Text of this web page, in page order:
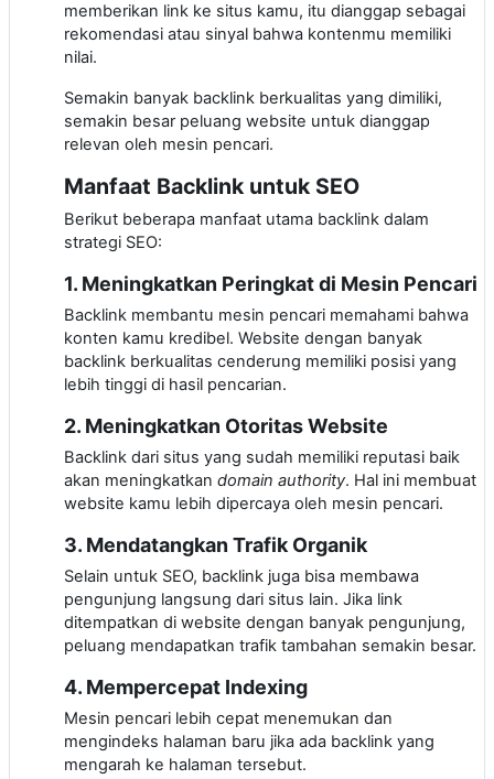
memberikan link ke situs kamu, itu dianggap sebagai
rekomendasi atau sinyal bahwa kontenmu memiliki
nilai.
Semakin banyak backlink berkualitas yang dimiliki,
semakin besar peluang website untuk dianggap
relevan oleh mesin pencari.
Manfaat Backlink untuk SEO
Berikut beberapa manfaat utama backlink dalam
strategi SEO:
1. Meningkatkan Peringkat di Mesin Pencari
Backlink membantu mesin pencari memahami bahwa
konten kamu kredibel. Website dengan banyak
backlink berkualitas cenderung memiliki posisi yang
lebih tinggi di hasil pencarian.
2. Meningkatkan Otoritas Website
Backlink dari situs yang sudah memiliki reputasi baik
akan meningkatkan domain authority. Hal ini membuat
website kamu lebih dipercaya oleh mesin pencari.
3. Mendatangkan Trafik Organik
Selain untuk SEO, backlink juga bisa membawa
pengunjung langsung dari situs lain. Jika link
ditempatkan di website dengan banyak pengunjung,
peluang mendapatkan trafik tambahan semakin besar.
4. Mempercepat Indexing
Mesin pencari lebih cepat menemukan dan
mengindeks halaman baru jika ada backlink yang
mengarah ke halaman tersebut.